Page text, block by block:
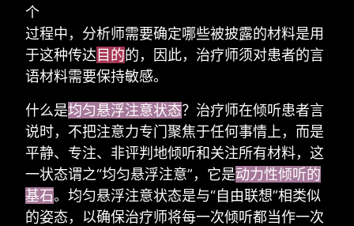
个
过程中，分析师需要确定哪些被披露的材料是用
于这种传达 目的的，因此，治疗师须对患者的言
语材料需要保持敏感。
什么是均匀悬浮注意状态？治疗师在倾听患者言
说时，不把注意力专门聚焦于任何事情上，而是
平静、专注、非评判地倾听和关注所有材料，这
一状态谓之“均匀悬浮注意”，它是动力性倾听的
基石。均匀悬浮注意状态是与“自由联想”相类似
的姿态，以确保治疗师将每一次倾听都当作一次